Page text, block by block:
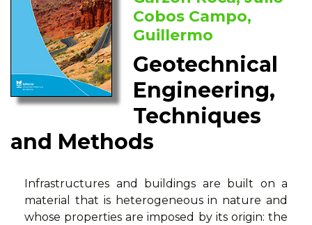
Cobos Campo,
Guillermo
Geotechnical
Engineering,
Techniques
and Methods
Infrastructures and buildings are built on a
material that is heterogeneous in nature and
whose properties are imposed by its origin: the